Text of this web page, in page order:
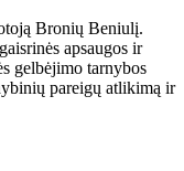
Bronių Beniulį.
apsaugos ir
gelbėjimo tarnybos
pareigų atlikimą ir